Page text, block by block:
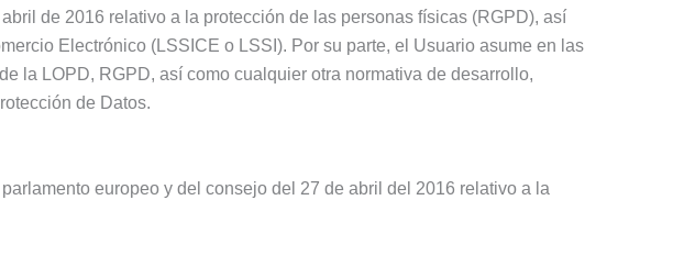
de 2016 relativo a la protección de las personas físicas (RGPD), así
Electrónico (LSSICE o LSSI). Por su parte, el Usuario asume en las
la LOPD, RGPD, así como cualquier otra normativa de desarrollo,
de Datos.
europeo y del consejo del 27 de abril del 2016 relativo a la